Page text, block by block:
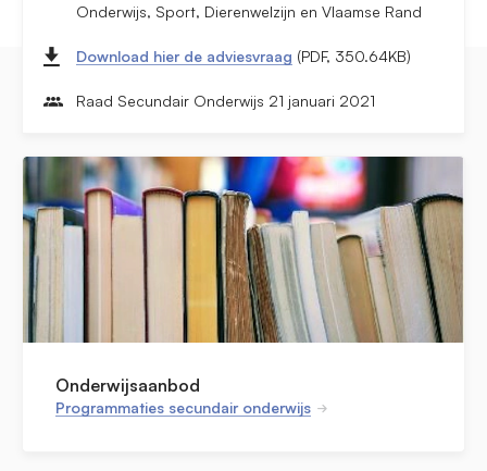
Onderwijs, Sport, Dierenwelzijn en Vlaamse Rand
Download hier de adviesvraag (PDF, 350.64KB)
Raad Secundair Onderwijs 21 januari 2021
Onderwijsaanbod
Programmaties secundair onderwijs